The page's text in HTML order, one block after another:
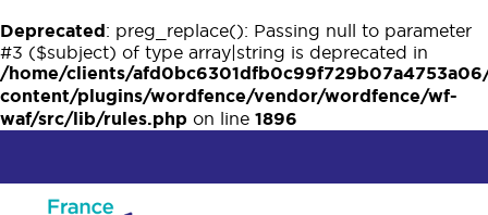
Deprecated: preg_replace(): Passing null to parameter
#3 ($subject) of type array|string is deprecated in
/home/clients/
content/plugins/wordfence/vendor/wordfence/wf-
waf/src/lib/rules.php on line 1896